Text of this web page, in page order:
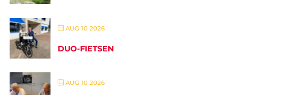
AUG 10 2026
DUO-FIETSEN
AUG 10 2026